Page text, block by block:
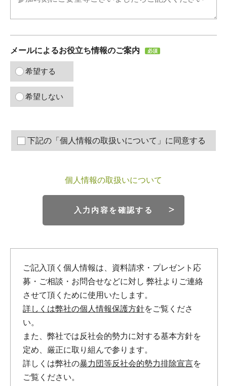
メールによるお役立ち情報のご案内 必須
希望する
希望しない
下記の「個人情報の取扱いについて」に同意する
個人情報の取扱いについて
入力内容を確認する
ご記入頂く個人情報は、資料請求・プレゼント応
募・ご相談・お問合せなどに対し 弊社よりご連絡
させて頂くために使用いたします。
詳しくは弊社の個人情報保護方針をご覧くださ
い。
また、弊社では反社会的勢力に対する基本方針を
定め、厳正に取り組んで参ります。
詳しくは弊社の暴力団等反社会的勢力排除宣言を
ご覧ください。